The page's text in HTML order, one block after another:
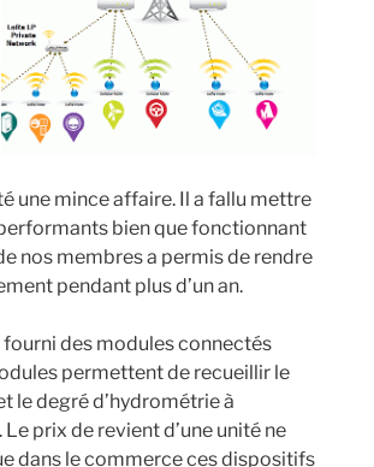
une mince affaire. Il a fallu mettre
bien que fonctionnant
nos membres a permis de rendre
pendant plus d’un an.
des modules connectés
permettent de recueillir le
le degré d’hydrométrie à
Le prix de revient d’une unité ne
dans le commerce ces dispositifs